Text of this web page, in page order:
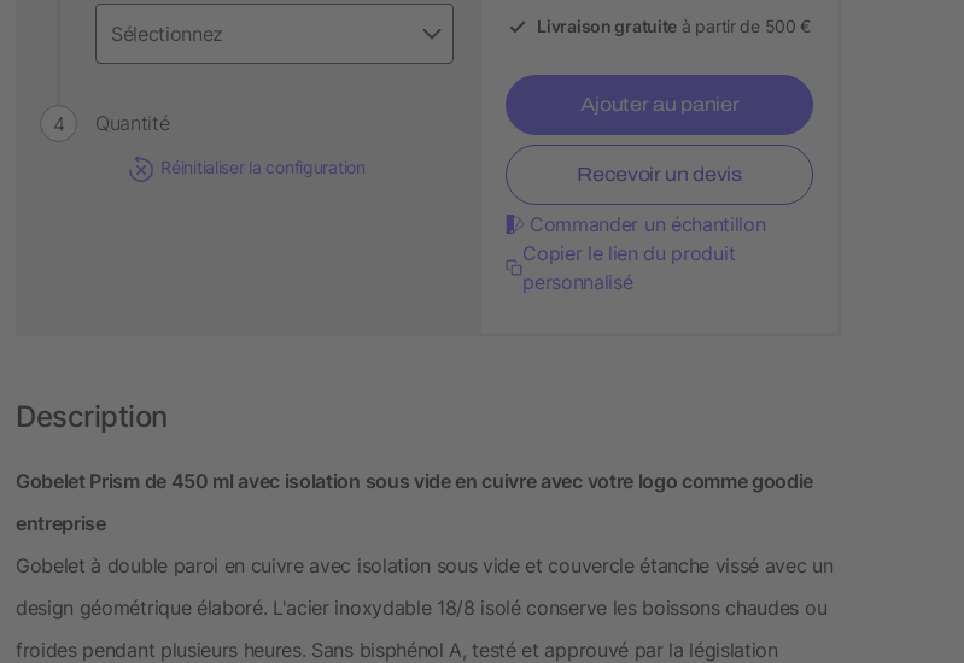
Quantité
Réinitialiser la configuration
Livraison gratuite à partir de 500 €
Ajouter au panier
Recevoir un devis
Commander un échantillon
Copier le lien du produit
personnalisé
Description
Gobelet Prism de 450 ml avec isolation sous vide en cuivre avec votre logo comme goodie
entreprise
Gobelet à double paroi en cuivre avec isolation sous vide et couvercle étanche vissé avec un
design géométrique élaboré. L'acier inoxydable 18/8 isolé conserve les boissons chaudes ou
froides pendant plusieurs heures. Sans bisphénol A, testé et approuvé par la législation